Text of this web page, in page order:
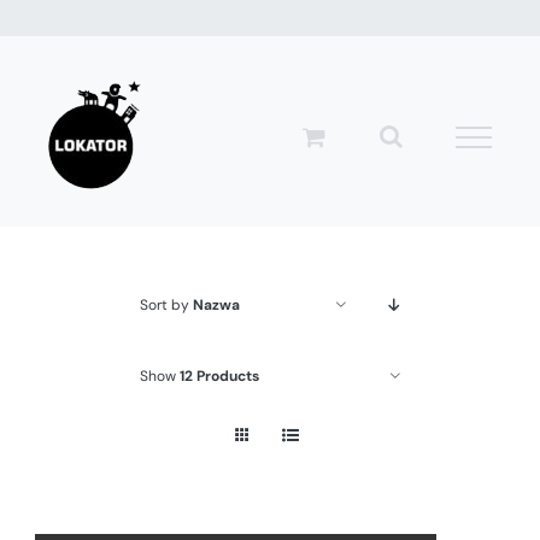
zawartości
Sort byNazwa
Show12 Products